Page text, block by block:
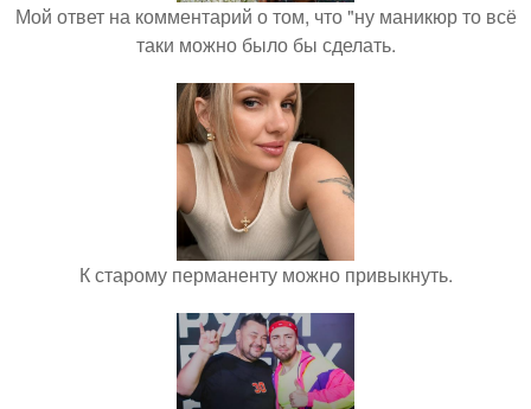
Мой ответ на комментарий о том, что "ну маникюр то всё
таки можно было бы сделать.
К старому перманенту можно привыкнуть.